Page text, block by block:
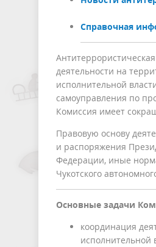
Справочная
деятельности на
исполнительной
самоуправления по
Комиссия имеет
Правовую основу
и распоряжения
Федерации, иные
Чукотского
Основные задачи
координация
исполнительной